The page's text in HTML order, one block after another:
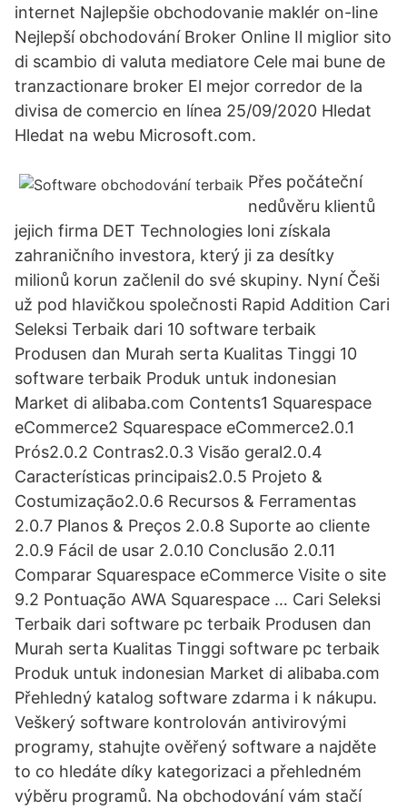
internet Najlepšie obchodovanie maklér on-line
Nejlepší obchodování Broker Online Il miglior sito
di scambio di valuta mediatore Cele mai bune de
tranzactionare broker El mejor corredor de la
divisa de comercio en línea 25/09/2020 Hledat
Hledat na webu Microsoft.com.
Přes počáteční
nedůvěru klientů
jejich firma DET Technologies loni získala
zahraničního investora, který ji za desítky
milionů korun začlenil do své skupiny. Nyní Češi
už pod hlavičkou společnosti Rapid Addition Cari
Seleksi Terbaik dari 10 software terbaik
Produsen dan Murah serta Kualitas Tinggi 10
software terbaik Produk untuk indonesian
Market di alibaba.com Contents1 Squarespace
eCommerce2 Squarespace eCommerce2.0.1
Prós2.0.2 Contras2.0.3 Visão geral2.0.4
Características principais2.0.5 Projeto &
Costumização2.0.6 Recursos & Ferramentas
2.0.7 Planos & Preços 2.0.8 Suporte ao cliente
2.0.9 Fácil de usar 2.0.10 Conclusão 2.0.11
Comparar Squarespace eCommerce Visite o site
9.2 Pontuação AWA Squarespace … Cari Seleksi
Terbaik dari software pc terbaik Produsen dan
Murah serta Kualitas Tinggi software pc terbaik
Produk untuk indonesian Market di alibaba.com
Přehledný katalog software zdarma i k nákupu.
Veškerý software kontrolován antivirovými
programy, stahujte ověřený software a najděte
to co hledáte díky kategorizaci a přehledném
výběru programů. Na obchodování vám stačí